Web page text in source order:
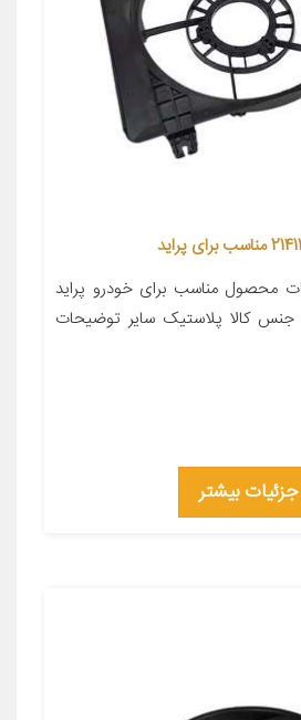
محصول مناسب برای خودرو پراید
تعداد در بسته‌بندی ۱ جنس کالا پلاستیک سایر توضیحات
جزئیات بیشتر